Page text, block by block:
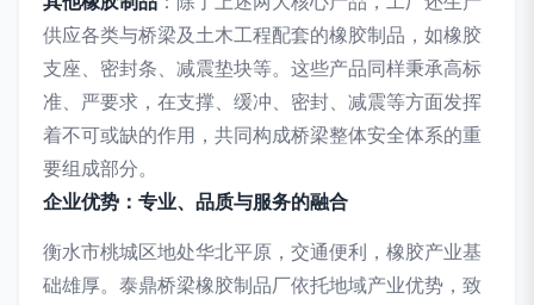
供应各类与桥梁及土木工程配套的橡胶制品，如橡胶
支座、密封条、减震垫块等。这些产品同样秉承高标
准、严要求，在支撑、缓冲、密封、减震等方面发挥
着不可或缺的作用，共同构成桥梁整体安全体系的重
要组成部分。
企业优势：专业、品质与服务的融合
衡水市桃城区地处华北平原，交通便利，橡胶产业基
础雄厚。泰鼎桥梁橡胶制品厂依托地域产业优势，致